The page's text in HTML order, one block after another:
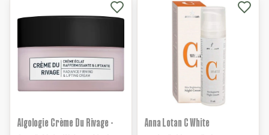
Algologie Crème Du Rivage -
Anna Lotan C White